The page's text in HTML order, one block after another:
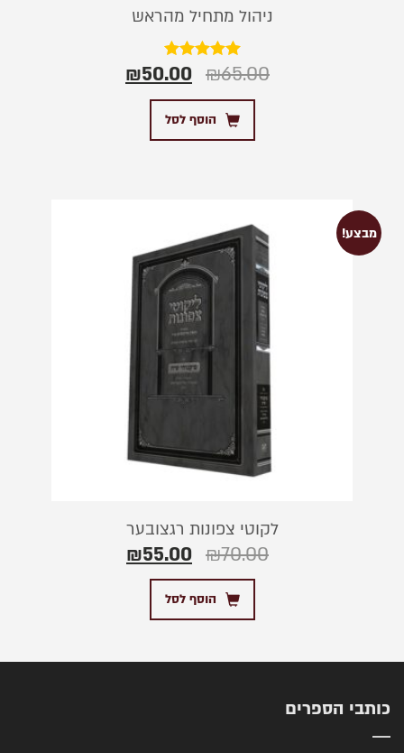
ניהול מתחיל מהראש
דורג
5.00
מתוך 5
₪65.00
₪50.00
הוסף לסל
מבצע!
לקוטי צפונות רגצובער
₪70.00
₪55.00
הוסף לסל
כותבי הספרים